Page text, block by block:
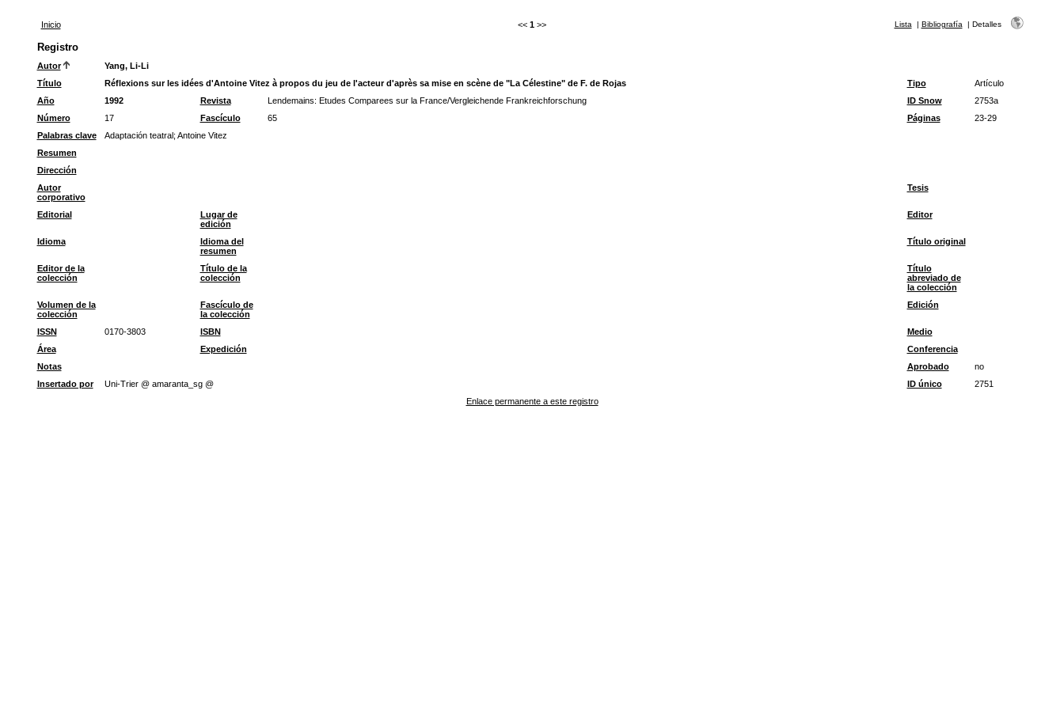
Inicio << 1 >> Lista | Bibliografía | Detalles
Registro
Autor
Yang, Li-Li
Título
Réflexions sur les idées d'Antoine Vitez à propos du jeu de l'acteur d'après sa mise en scène de "La Célestine" de F. de Rojas Tipo
Artículo
Año
1992 Revista Lendemains: Etudes Comparees sur la France/Vergleichende Frankreichforschung ID Snow
2753a
Número
17 Fascículo 65 Páginas
23-29
Palabras clave
Adaptación teatral; Antoine Vitez
Resumen
Dirección
Autor
corporativo
Tesis
Editorial
Lugar de
edición
Editor
Idioma
Idioma del
resumen
Título original
Editor de la
colección
Título de la
colección
Título
abreviado de
la colección
Volumen de la
colección
Fascículo de
la colección
Edición
ISSN 0170-3803 ISBN
Medio
Área
Expedición
Conferencia
Notas
Aprobado
no
Insertado por
Uni-Trier @ amaranta_sg @ ID único
2751
Enlace permanente a este registro